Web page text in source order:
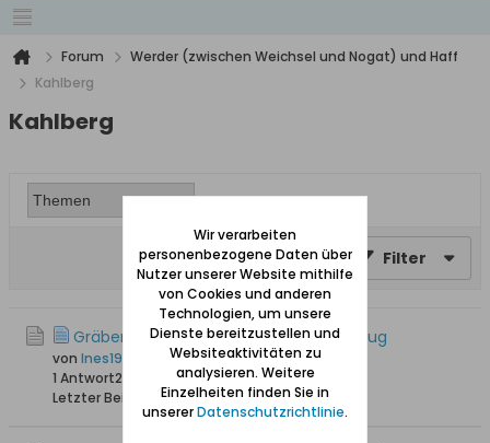
Forum
Werder (zwischen Weichsel und Nogat) und Haff
Kahlberg
Kahlberg
Filter
Gräber Löwner & Wellm // Piaski/Neukrug
von Ines1980
1 Antwort2.712 Hits 0 Likes
Letzter Beitrag
16.08.2025, 07:18
Wir verarbeiten
personenbezogene Daten über
Nutzer unserer Website mithilfe
von Cookies und anderen
Technologien, um unsere
Dienste bereitzustellen und
Websiteaktivitäten zu
analysieren. Weitere
Einzelheiten finden Sie in
unsererDatenschutzrichtlinie.